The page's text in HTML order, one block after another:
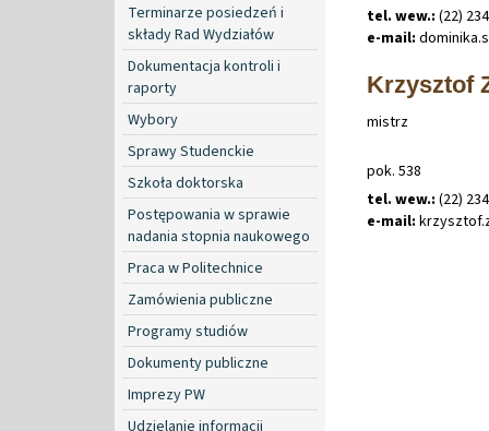
Terminarze posiedzeń i
składy Rad Wydziałów
Dokumentacja kontroli i
raporty
Wybory
Sprawy Studenckie
Szkoła doktorska
Postępowania w sprawie
nadania stopnia naukowego
Praca w Politechnice
Zamówienia publiczne
Programy studiów
Dokumenty publiczne
Imprezy PW
Udzielanie informacji
tel. wew.: (22)
e-mail: dominika.
Krzysztof
mistrz
pok. 538
tel. wew.: (22)
e-mail: krzysztof.